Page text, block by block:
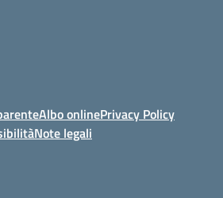
Albo onlinePrivacy Policy
Note legali